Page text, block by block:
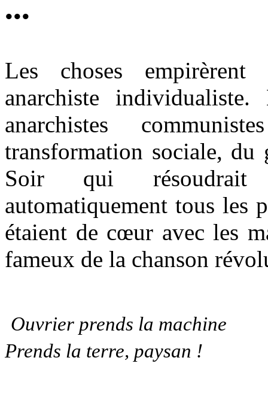
•••
Les choses
anarchiste
anarchistes
transformation sociale, du
Soir qui résoudrait
automatiquement tous les
étaient de cœur avec les
fameux de la chanson
Ouvrier prends la machine
Prends la terre, paysan !